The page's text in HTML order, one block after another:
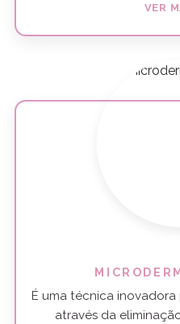
VER
É uma técnica
através da